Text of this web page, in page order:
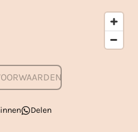
Delen